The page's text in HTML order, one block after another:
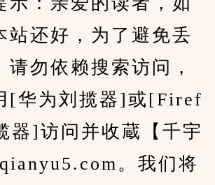
站还好，为了避免丢
请勿依赖搜索访问，
[华为刘揽器]或[Firef
器]访问并收蔵【千宇
。我们将